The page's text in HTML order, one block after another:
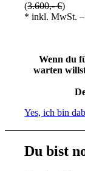
(3.600,- €)
* inkl. MwSt. –
Wenn du
warten
Yes, ich bin
Du bist